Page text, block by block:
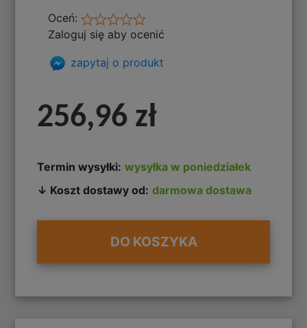
Oceń:
Zaloguj się aby ocenić
zapytaj o produkt
256,96 zł
Termin wysyłki: wysyłka w poniedziałek
↓ Koszt dostawy od: darmowa dostawa
DO KOSZYKA